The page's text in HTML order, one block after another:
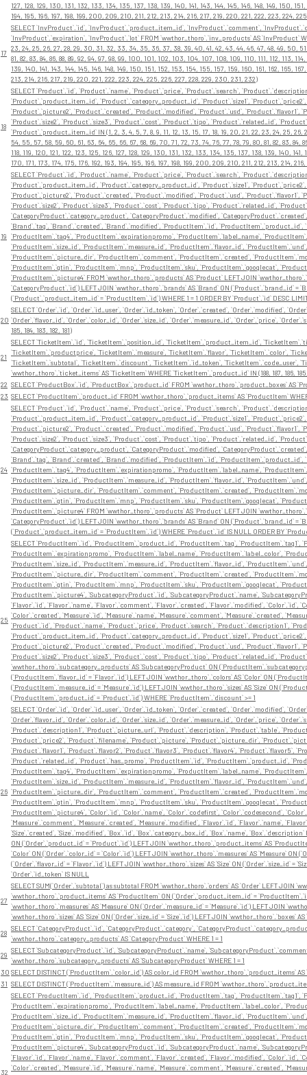
127, 128, 129, 130, 131, 132, 133, 134, 135, 137, 138, 139, 140, 141, 143, 144, 145, 146, 148, 149, 150,
194, 195, 196, 197, 198, 199, 200, 209, 210, 211, 212, 213, 214, 216, 217, 219, 220, 221, 222, 223, 224,
17
SELECT `InvProduct`.`id`, `InvProduct`.`product_item_id`, `InvProduct`.`comment`,
`InvProduct`.`expiration`, `InvProduct`.`lot` FROM `wwthor_thoro`.`inv_products` AS `InvProduct`
23, 24, 25, 26, 27, 28, 29, 30, 31, 32, 33, 34, 35, 36, 37, 38, 39, 40, 41, 42, 43, 44, 46, 47, 48, 49, 50,
81, 82, 83, 84, 86, 88, 89, 92, 94, 97, 98, 99, 100, 101, 102, 103, 104, 107, 108, 109, 110, 111, 112, 113,
139, 140, 141, 143, 144, 145, 146, 148, 149, 150, 151, 152, 153, 154, 155, 157, 159, 160, 161, 162, 165,
213, 214, 216, 217, 219, 220, 221, 222, 223, 224, 225, 226, 227, 228, 229, 230, 231, 232)
18
SELECT `Product`.`id`, `Product`.`name`, `Product`.`price`, `Product`.`search`,
`Product`.`product_item_id`, `Product`.`category_product_id`, `Product`.`size1`,
`Product`.`picture2`, `Product`.`created`, `Product`.`modified`, `Product`.`usd`, `Product`.`flavor1`,
`Product`.`size2`, `Product`.`size3`, `Product`.`cost`, `Product`.`tipo`, `Product`.`related_id`,
`Product`.`product_item_id` IN (1, 2, 3, 4, 5, 7, 8, 9, 11, 12, 13, 15, 17, 18, 19, 20, 21, 22, 23, 24, 25,
54, 55, 57, 58, 59, 60, 61, 63, 64, 65, 66, 67, 68, 69, 70, 71, 72, 73, 74, 76, 77, 78, 79, 80, 81, 82, 83, 84,
118, 119, 120, 121, 122, 123, 125, 126, 127, 128, 129, 130, 131, 132, 133, 134, 135, 137, 138, 139, 140,
170, 171, 173, 174, 175, 176, 192, 193, 194, 195, 196, 197, 198, 199, 200, 209, 210, 211, 212, 213, 214,
19
SELECT `Product`.`id`, `Product`.`name`, `Product`.`price`, `Product`.`search`,
`Product`.`product_item_id`, `Product`.`category_product_id`, `Product`.`size1`,
`Product`.`picture2`, `Product`.`created`, `Product`.`modified`, `Product`.`usd`, `Product`.`flavor1`,
`Product`.`size2`, `Product`.`size3`, `Product`.`cost`, `Product`.`tipo`, `Product`.`related_id`,
`CategoryProduct`.`category_product`, `CategoryProduct`.`modified`,
`Brand`.`tag`, `Brand`.`created`, `Brand`.`modified`, `ProductItem`.`id`,
`ProductItem`.`tag4`, `ProductItem`.`expirationpromo`, `ProductItem`.`label_name`,
`ProductItem`.`size_id`, `ProductItem`.`measure_id`, `ProductItem`.`flavor_id`,
`ProductItem`.`picture_dir`, `ProductItem`.`comment`, `ProductItem`.`created`,
`ProductItem`.`gtin`, `ProductItem`.`mnp`, `ProductItem`.`sku`, `ProductItem`.`googlecat`,
`ProductItem`.`picture4` FROM `wwthor_thoro`.`products` AS `Product` LEFT JOIN
`CategoryProduct`.`id`) LEFT JOIN `wwthor_thoro`.`brands` AS `Brand` ON (`Product`.`brand_id`
(`Product`.`product_item_id` = `ProductItem`.`id`) WHERE 1 = 1 ORDER BY `Product`.`id` DESC
20
SELECT `Order`.`id`, `Order`.`id_user`, `Order`.`id_token`, `Order`.`created`, `Order`.`modified`,
`Order`.`flavor_id`, `Order`.`color_id`, `Order`.`size_id`, `Order`.`measure_id`, `Order`.`price`,
185, 184, 183, 182, 181)
21
SELECT `TicketItem`.`id`, `TicketItem`.`position_id`, `TicketItem`.`product_item_id`,
`TicketItem`.`productprice`, `TicketItem`.`measure`, `TicketItem`.`flavor`, `TicketItem`.`color`,
`TicketItem`.`subtotal`, `TicketItem`.`discount`, `TicketItem`.`id_token`, `TicketItem`.`code_user`,
`wwthor_thoro`.`ticket_items` AS `TicketItem` WHERE `TicketItem`.`product_id` IN (188, 187, 186, 185,
22 SELECT `ProductBox`.`id`, `ProductBox`.`product_id` FROM `wwthor_thoro`.`product_boxes` AS
23 SELECT `ProductItem`.`product_id` FROM `wwthor_thoro`.`product_items` AS `ProductItem`
24
SELECT `Product`.`id`, `Product`.`name`, `Product`.`price`, `Product`.`search`,
`Product`.`product_item_id`, `Product`.`category_product_id`, `Product`.`size1`,
`Product`.`picture2`, `Product`.`created`, `Product`.`modified`, `Product`.`usd`, `Product`.`flavor1`,
`Product`.`size2`, `Product`.`size3`, `Product`.`cost`, `Product`.`tipo`, `Product`.`related_id`,
`CategoryProduct`.`category_product`, `CategoryProduct`.`modified`,
`Brand`.`tag`, `Brand`.`created`, `Brand`.`modified`, `ProductItem`.`id`,
`ProductItem`.`tag4`, `ProductItem`.`expirationpromo`, `ProductItem`.`label_name`,
`ProductItem`.`size_id`, `ProductItem`.`measure_id`, `ProductItem`.`flavor_id`,
`ProductItem`.`picture_dir`, `ProductItem`.`comment`, `ProductItem`.`created`,
`ProductItem`.`gtin`, `ProductItem`.`mnp`, `ProductItem`.`sku`, `ProductItem`.`googlecat`,
`ProductItem`.`picture4` FROM `wwthor_thoro`.`products` AS `Product` LEFT JOIN
`CategoryProduct`.`id`) LEFT JOIN `wwthor_thoro`.`brands` AS `Brand` ON (`Product`.`brand_id`
(`Product`.`product_item_id` = `ProductItem`.`id`) WHERE `Product`.`id` IS NULL ORDER BY
25
SELECT `ProductItem`.`id`, `ProductItem`.`product_id`, `ProductItem`.`tag`, `ProductItem`.`tag1`,
`ProductItem`.`expirationpromo`, `ProductItem`.`label_name`, `ProductItem`.`label_color`,
`ProductItem`.`size_id`, `ProductItem`.`measure_id`, `ProductItem`.`flavor_id`,
`ProductItem`.`picture_dir`, `ProductItem`.`comment`, `ProductItem`.`created`,
`ProductItem`.`gtin`, `ProductItem`.`mnp`, `ProductItem`.`sku`, `ProductItem`.`googlecat`,
`ProductItem`.`picture4`, `SubcategoryProduct`.`id`, `SubcategoryProduct`.`name`,
`Flavor`.`id`, `Flavor`.`name`, `Flavor`.`comment`, `Flavor`.`created`, `Flavor`.`modified`,
`Color`.`created`, `Measure`.`id`, `Measure`.`name`, `Measure`.`comment`, `Measure`.`created`,
`Product`.`id`, `Product`.`name`, `Product`.`price`, `Product`.`search`, `Product`.`description1`,
`Product`.`product_item_id`, `Product`.`category_product_id`, `Product`.`size1`,
`Product`.`picture2`, `Product`.`created`, `Product`.`modified`, `Product`.`usd`, `Product`.`flavor1`,
`Product`.`size2`, `Product`.`size3`, `Product`.`cost`, `Product`.`tipo`, `Product`.`related_id`,
`wwthor_thoro`.`subcategory_products` AS `SubcategoryProduct` ON
(`ProductItem`.`flavor_id` = `Flavor`.`id`) LEFT JOIN `wwthor_thoro`.`colors` AS `Color` ON
(`ProductItem`.`measure_id` = `Measure`.`id`) LEFT JOIN `wwthor_thoro`.`sizes` AS `Size` ON
(`ProductItem`.`product_id` = `Product`.`id`) WHERE `ProductItem`.`discount` >= 1
26
SELECT `Order`.`id`, `Order`.`id_user`, `Order`.`id_token`, `Order`.`created`, `Order`.`modified`,
`Order`.`flavor_id`, `Order`.`color_id`, `Order`.`size_id`, `Order`.`measure_id`, `Order`.`price`,
`Product`.`description1`, `Product`.`picture_url`, `Product`.`description`, `Product`.`table`,
`Product`.`price2`, `Product`.`filename`, `Product`.`picture`, `Product`.`picture_dir`,
`Product`.`flavor1`, `Product`.`flavor2`, `Product`.`flavor3`, `Product`.`flavor4`, `Product`.`flavor5`,
`Product`.`related_id`, `Product`.`has_promo`, `ProductItem`.`id`, `ProductItem`.`product_id`,
`ProductItem`.`tag4`, `ProductItem`.`expirationpromo`, `ProductItem`.`label_name`,
`ProductItem`.`size_id`, `ProductItem`.`measure_id`, `ProductItem`.`flavor_id`,
`ProductItem`.`picture_dir`, `ProductItem`.`comment`, `ProductItem`.`created`,
`ProductItem`.`gtin`, `ProductItem`.`mnp`, `ProductItem`.`sku`, `ProductItem`.`googlecat`,
`ProductItem`.`picture4`, `Color`.`id`, `Color`.`name`, `Color`.`codefirst`, `Color`.`codesecond`,
`Measure`.`comment`, `Measure`.`created`, `Measure`.`modified`, `Flavor`.`id`, `Flavor`.`name`,
`Size`.`created`, `Size`.`modified`, `Box`.`id`, `Box`.`category_box_id`, `Box`.`name`,
ON (`Order`.`product_id` = `Product`.`id`) LEFT JOIN `wwthor_thoro`.`product_items` AS
`Color` ON (`Order`.`color_id` = `Color`.`id`) LEFT JOIN `wwthor_thoro`.`measures` AS `Measure` ON
(`Order`.`flavor_id` = `Flavor`.`id`) LEFT JOIN `wwthor_thoro`.`sizes` AS `Size` ON (`Order`.`size_id` =
`Order`.`id_token` IS NULL
27
SELECT SUM(`Order`.`subtotal`) as subtotal FROM `wwthor_thoro`.`orders` AS `Order` LEFT JOIN
`wwthor_thoro`.`product_items` AS `ProductItem` ON (`Order`.`product_item_id` =
`wwthor_thoro`.`measures` AS `Measure` ON (`Order`.`measure_id` = `Measure`.`id`) LEFT JOIN
`wwthor_thoro`.`sizes` AS `Size` ON (`Order`.`size_id` = `Size`.`id`) LEFT JOIN `wwthor_thoro`.`boxes`
28
SELECT `CategoryProduct`.`id`, `CategoryProduct`.`category`,
`wwthor_thoro`.`category_products` AS `CategoryProduct` WHERE 1 = 1
29
SELECT `SubcategoryProduct`.`id`, `SubcategoryProduct`.`name`,
`wwthor_thoro`.`subcategory_products` AS `SubcategoryProduct` WHERE 1 = 1
30 SELECT DISTINCT (`ProductItem`.`color_id`) AS color_id FROM `wwthor_thoro`.`product_items` AS
31 SELECT DISTINCT (`ProductItem`.`measure_id`) AS measure_id FROM
32
SELECT `ProductItem`.`id`, `ProductItem`.`product_id`, `ProductItem`.`tag`, `ProductItem`.`tag1`,
`ProductItem`.`expirationpromo`, `ProductItem`.`label_name`, `ProductItem`.`label_color`,
`ProductItem`.`size_id`, `ProductItem`.`measure_id`, `ProductItem`.`flavor_id`,
`ProductItem`.`picture_dir`, `ProductItem`.`comment`, `ProductItem`.`created`,
`ProductItem`.`gtin`, `ProductItem`.`mnp`, `ProductItem`.`sku`, `ProductItem`.`googlecat`,
`ProductItem`.`picture4`, `SubcategoryProduct`.`id`, `SubcategoryProduct`.`name`,
`Flavor`.`id`, `Flavor`.`name`, `Flavor`.`comment`, `Flavor`.`created`, `Flavor`.`modified`,
`Color`.`created`, `Measure`.`id`, `Measure`.`name`, `Measure`.`comment`, `Measure`.`created`,